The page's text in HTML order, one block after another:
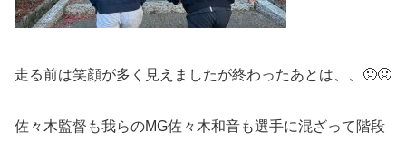
走る前は笑顔が多く見えましたが終わったあとは、、🤢🤢
佐々木監督も我らのMG佐々木和音も選手に混ざって階段